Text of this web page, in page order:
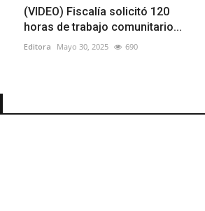
(VIDEO) Fiscalía solicitó 120
horas de trabajo comunitario...
Editora Mayo 30, 2025 690